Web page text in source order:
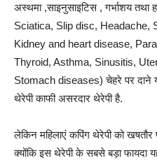
अस्थमा ,साइनुसाइटिस , गर्भाशय तथा
Sciatica, Slip disc, Headache,
Kidney and heart disease,
Thyroid, Asthma, Sinusitis,
Stomach diseases) चेहरे पर दाने
थेरेपी काफी असरदार थेरेपी है.
लेकिन महिलाएं कपिंग थेरेपी को
क्योंकि इस थेरेपी के सबसे बड़ा फायदा